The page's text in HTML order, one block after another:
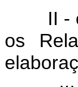
II -
os